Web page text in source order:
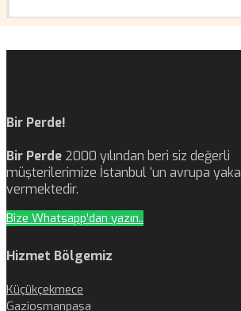
Bir Perde!
Bir Perde 2000 yılından beri siz değerli
müşterilerimize İstanbul ‘un avrupa
vermektedir.
Bize Whatsapp'dan yazın..
Hizmet Bölgemiz
Küçükçekmece
Gaziosmanpaşa